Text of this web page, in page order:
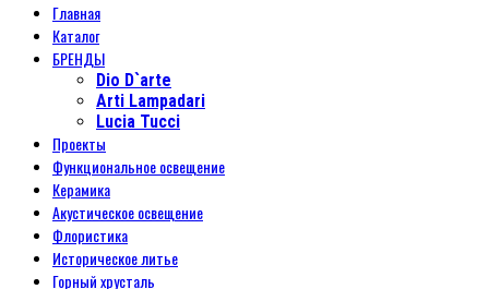
Главная
Каталог
БРЕНДЫ
Dio D`arte
Arti Lampadari
Lucia Tucci
Проекты
Функциональное освещение
Керамика
Акустическое освещение
Флористика
Историческое литье
Горный хрусталь